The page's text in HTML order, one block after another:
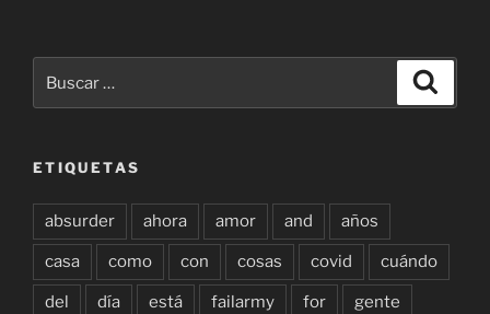
por:
ETIQUETAS
absurder ahora amor and años
casa como con cosas covid cuándo
del día está failarmy for gente